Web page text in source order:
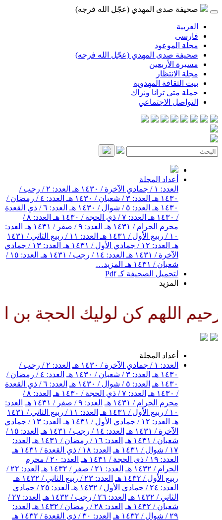
صحيفة صدى المهدي (عجّل الله فرجه)
العربية
فارسی
مجلة الموعود
صحيفة صدى المهدي (عجّل الله فرجه)
مسيرة الأربعين
مجلة الانتظار
بيت الثقافة المهدوية
حملة متى ترانا ونراك
التواصل الاجتماعي
أعداد المجلة
العدد: ١ / جمادي الآخرة / ١٤٣٠ هـ
العدد: ٢ / رجب /
١٤٣٠ هـ
العدد: ٣ / شعبان / ١٤٣٠ هـ
العدد: ٤ / رمضان /
١٤٣٠ هـ
العدد: ٥ / شوال / ١٤٣٠ هـ
العدد: ٦ / ذي القعدة
/ ١٤٣٠ هـ
العدد: ٧ / ذي الحجة / ١٤٣٠ هـ
العدد: ٨ /
محرم الحرام / ١٤٣١ هـ
العدد: ٩ / صفر / ١٤٣١ هـ
العدد:
١٠ / ربيع الأول / ١٤٣١ هـ
العدد: ١١ / ربيع الثاني / ١٤٣١
هـ العدد: ١٢ / جمادي الأول / ١٤٣١ هـ
العدد: ١٣ / جمادي
الآخرة / ١٤٣١ هـ
العدد: ١٤ / رجب / ١٤٣١ هـ
العدد: ١٥ /
شعبان / ١٤٣١ هـ
المزيد…
لتحميل الصحيفة كـ Pdf
المزيد
كن لوليك الحجة بن الحسن
أعداد المجلة
العدد: ١ / جمادي الآخرة / ١٤٣٠ هـ
العدد: ٢ / رجب /
١٤٣٠ هـ
العدد: ٣ / شعبان / ١٤٣٠ هـ
العدد: ٤ / رمضان /
١٤٣٠ هـ
العدد: ٥ / شوال / ١٤٣٠ هـ
العدد: ٦ / ذي القعدة
/ ١٤٣٠ هـ
العدد: ٧ / ذي الحجة / ١٤٣٠ هـ
العدد: ٨ /
محرم الحرام / ١٤٣١ هـ
العدد: ٩ / صفر / ١٤٣١ هـ
العدد:
١٠ / ربيع الأول / ١٤٣١ هـ
العدد: ١١ / ربيع الثاني / ١٤٣١
هـ العدد: ١٢ / جمادي الأول / ١٤٣١ هـ
العدد: ١٣ / جمادي
الآخرة / ١٤٣١ هـ
العدد: ١٤ / رجب / ١٤٣١ هـ
العدد: ١٥ /
شعبان / ١٤٣١ هـ
العدد: ١٦ / رمضان / ١٤٣١ هـ
العدد:
١٧ / شوال / ١٤٣١ هـ
العدد: ١٨ / ذي القعدة / ١٤٣١ هـ
العدد: ١٩ / ذي الحجة / ١٤٣١ هـ
العدد: ٢٠ / محرم
الحرام / ١٤٣٢ هـ
العدد: ٢١ / صفر / ١٤٣٢ هـ
العدد: ٢٢ /
ربيع الأول / ١٤٣٢ هـ
العدد: ٢٣ / ربيع الثاني / ١٤٣٢ هـ
العدد: ٢٤ / جمادي الأول / ١٤٣٢ هـ
العدد: ٢٥ / جمادي
الثاني / ١٤٣٢ هـ
العدد: ٢٦ / رجب / ١٤٣٢ هـ
العدد: ٢٧ /
شعبان / ١٤٣٢ هـ
العدد: ٢٨ / رمضان / ١٤٣٢ هـ
العدد:
٢٩ / شوال / ١٤٣٢ هـ
العدد: ٣٠ / ذي القعدة / ١٤٣٢ هـ